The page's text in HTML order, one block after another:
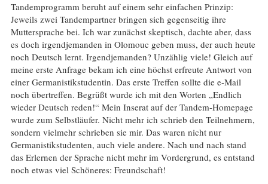
Tandemprogramm beruht auf einem sehr einfachen Prinzip:
Jeweils zwei Tandempartner bringen sich gegenseitig ihre
Muttersprache bei. Ich war zunächst skeptisch, dachte aber, dass
es doch irgendjemanden in Olomouc geben muss, der auch heute
noch Deutsch lernt. Irgendjemanden? Unzählig viele! Gleich auf
meine erste Anfrage bekam ich eine höchst erfreute Antwort von
einer Germanistikstudentin. Das erste Treffen sollte die e-Mail
noch übertreffen. Begrüßt wurde ich mit den Worten „Endlich
wieder Deutsch reden!“ Mein Inserat auf der Tandem-Homepage
wurde zum Selbstläufer. Nicht mehr ich schrieb den Teilnehmern,
sondern vielmehr schrieben sie mir. Das waren nicht nur
Germanistikstudenten, auch viele andere. Nach und nach stand
das Erlernen der Sprache nicht mehr im Vordergrund, es entstand
noch etwas viel Schöneres: Freundschaft!